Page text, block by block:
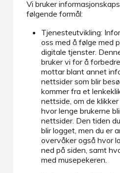
Vi bruker
følgende formål:
Tjenesteutvikling:
oss med å følge med
digitale tjenster.
bruker vi for å
mottar blant annet
nettsider som blir
kommer fra et
nettside, om de
hvor lenge brukerne
nettsider. Den tiden
blir logget, men du er
overvåker også hvor
ned på siden, samt
med musepekeren.